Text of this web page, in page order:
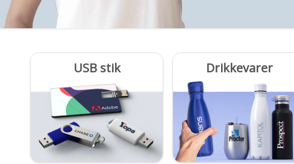
USB stik Drikkevarer